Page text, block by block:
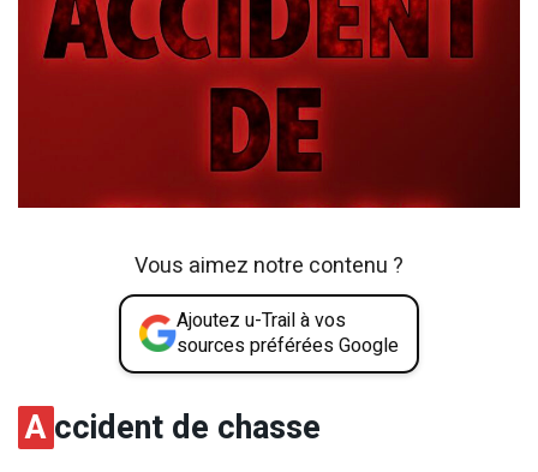
Vous aimez notre contenu ?
Ajoutez u-Trail à vos
sources préférées Google
Accident de chasse